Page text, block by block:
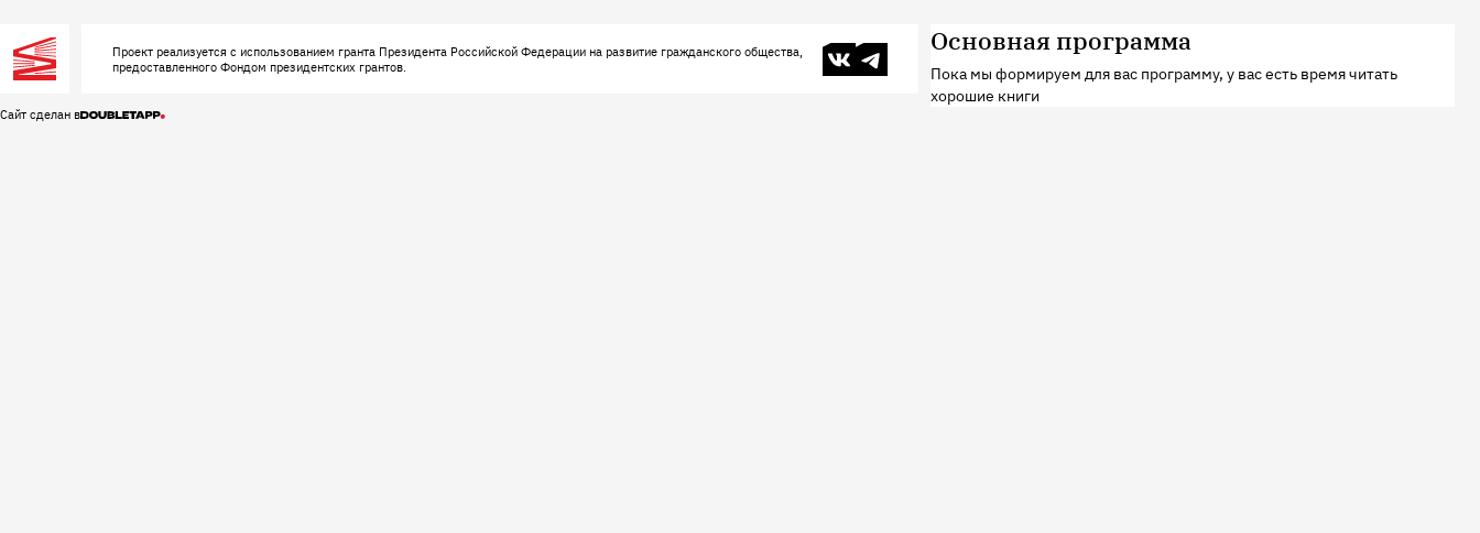
Основная программа
Пока мы формируем для вас программу, у вас есть время читать
хорошие книги
Проект реализуется с использованием гранта Президента Российской Федерации на развитие гражданского общества,
предоставленного Фондом президентских грантов.
В контактеТелеграм
Сайт сделан в